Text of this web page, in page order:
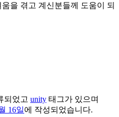
을 겪고 계신분들께 도움이 되
되었고 unity 태그가 있으며
16일에 작성되었습니다.